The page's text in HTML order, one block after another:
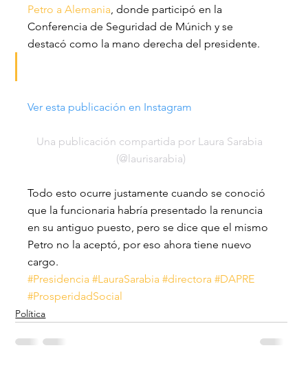
Petro a Alemania, donde participó en la
Conferencia de Seguridad de Múnich y se
destacó como la mano derecha del presidente.
Ver esta publicación en Instagram
Una publicación compartida por Laura Sarabia
(@laurisarabia)
Todo esto ocurre justamente cuando se conoció
que la funcionaria habría presentado la renuncia
en su antiguo puesto, pero se dice que el mismo
Petro no la aceptó, por eso ahora tiene nuevo
cargo.
#Presidencia #LauraSarabia #directora #DAPRE
#ProsperidadSocial
Política